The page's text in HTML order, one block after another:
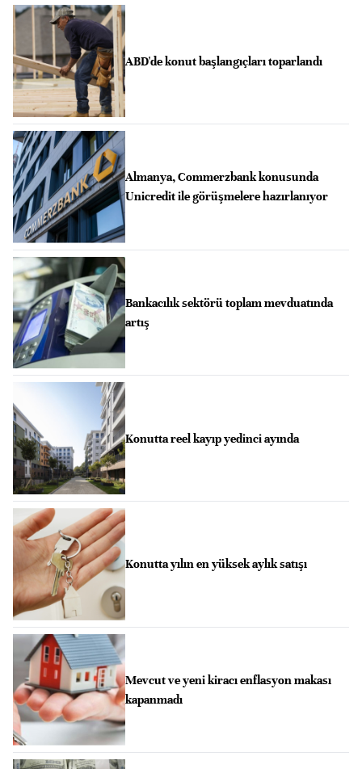
ABD'de konut başlangıçları toparlandı
Almanya, Commerzbank konusunda
Unicredit ile görüşmelere hazırlanıyor
Bankacılık sektörü toplam mevduatında
artış
Konutta reel kayıp yedinci ayında
Konutta yılın en yüksek aylık satışı
Mevcut ve yeni kiracı enflasyon makası
kapanmadı